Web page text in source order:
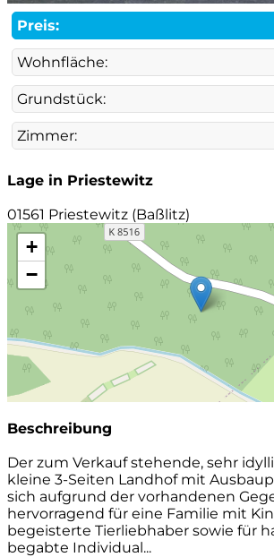
Preis:
Wohnfläche:
Grundstück:
Zimmer:
Lage in Priestewitz
01561 Priestewitz (Baßlitz)
+
−
Beschreibung
Der zum Verkauf stehende, sehr
kleine 3-Seiten Landhof mit
sich aufgrund der vorhandenen
hervorragend für eine Familie mit
begeisterte Tierliebhaber sowie für
begabte Individual...